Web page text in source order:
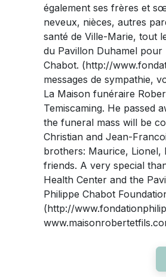
également ses frères et
neveux, nièces, autres
santé de Ville-Marie, tout
du Pavillon Duhamel pour
Chabot. (http://
messages de sympathie,
La Maison funéraire
Temiscaming. He passed
the funeral mass will be
Christian and Jean-
brothers: Maurice, Lionel,
friends. A very special
Health Center and the
Philippe Chabot
(http://